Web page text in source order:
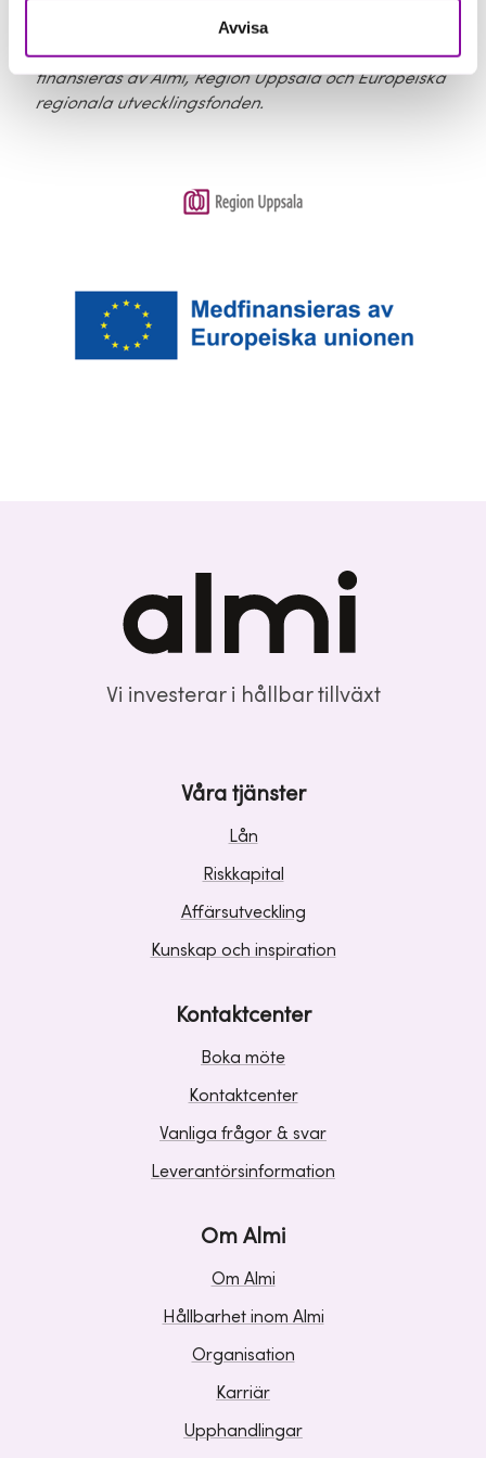
Avvisa
förändringsledning. Detta i effektiv samverkan med
och utveckling av omgivande stödsystem. Projektet
finansieras av Almi, Region Uppsala och Europeiska
regionala utvecklingsfonden.
Vi investerar i hållbar tillväxt
Våra tjänster
Lån
Riskkapital
Affärsutveckling
Kunskap och inspiration
Kontaktcenter
Boka möte
Kontaktcenter
Vanliga frågor & svar
Leverantörsinformation
Om Almi
Om Almi
Hållbarhet inom Almi
Organisation
Karriär
Upphandlingar